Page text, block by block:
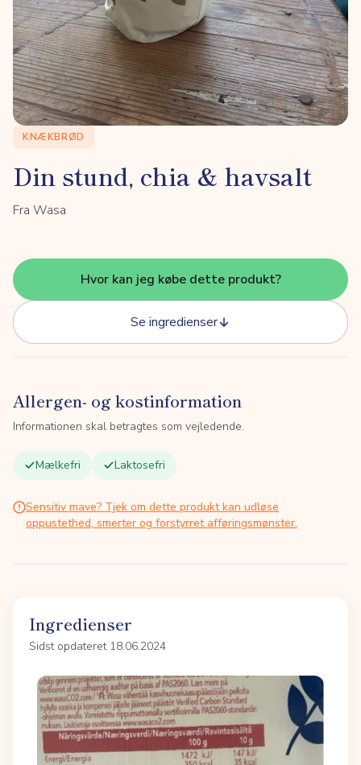
KNÆKBRØD
Din stund, chia & havsalt
Fra Wasa
Hvor kan jeg købe dette produkt?
Se ingredienser
Allergen- og kostinformation
Informationen skal betragtes som vejledende.
Mælkefri Laktosefri
Sensitiv mave? Tjek om dette produkt kan udløse
oppustethed, smerter og forstyrret afføringsmønster.
Ingredienser
Sidst opdateret 18.06.2024